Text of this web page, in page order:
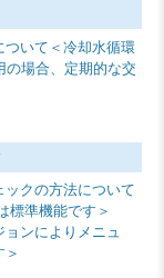
いて＜冷却水循環
の場合、定期的な交
クの方法について
標準機能です＞
ョンによりメニュ